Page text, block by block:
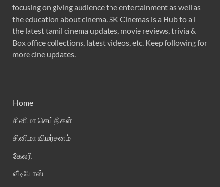
focusing on giving audience the entertainment as well as
the education about cinema. SK Cinemas is a Hub to all
the latest tamil cinema updates, movie reviews, trivia &
Box office collections, latest videos, etc. Keep following for
more cine updates.
Home
சினிமா செய்திகள்
சினிமா விமர்சனம்
கேலரி
வீடியோஸ்